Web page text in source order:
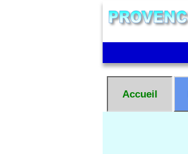
Accueil